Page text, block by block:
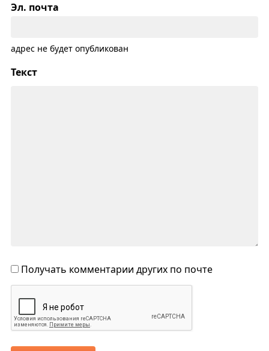
Эл. почта
адрес не будет опубликован
Текст
Получать комментарии других по почте